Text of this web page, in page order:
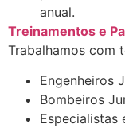
anual.
Treinamentos e
Trabalhamos com
Engenheiros
Bombeiros
Especialistas